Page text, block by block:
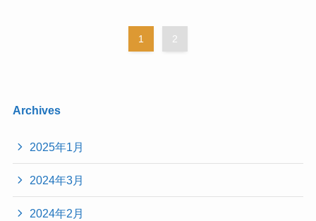
1 2
Archives
2025年1月
2024年3月
2024年2月